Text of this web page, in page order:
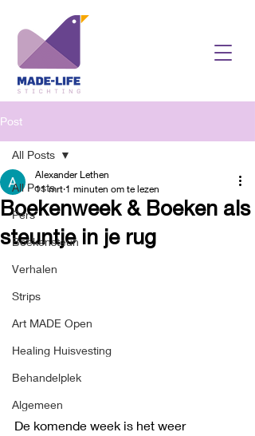
Post
All Posts
Pers
Boekensteun
Verhalen
Strips
Art MADE Open
Healing Huisvesting
Behandelplek
Algemeen
All Posts
Boekenweek & Boeken als
steuntje in je rug
Alexander Lethen
11 mrt 1 minuten om te lezen
De komende week is het weer